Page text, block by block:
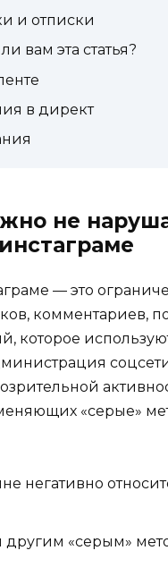
и отписки
вам эта статья?
в директ
не
— это
комментариев,
которое
«серые»
негативно
другим «серым»